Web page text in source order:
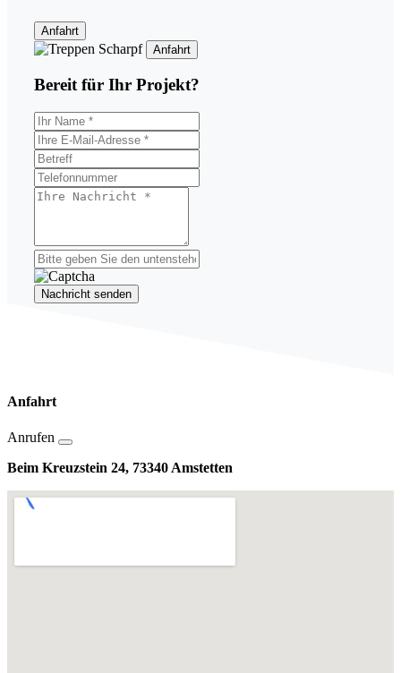
Anfahrt
Anfahrt
Bereit für Ihr Projekt?
Nachricht senden
Anfahrt
Anrufen
Beim Kreuzstein 24, 73340 Amstetten